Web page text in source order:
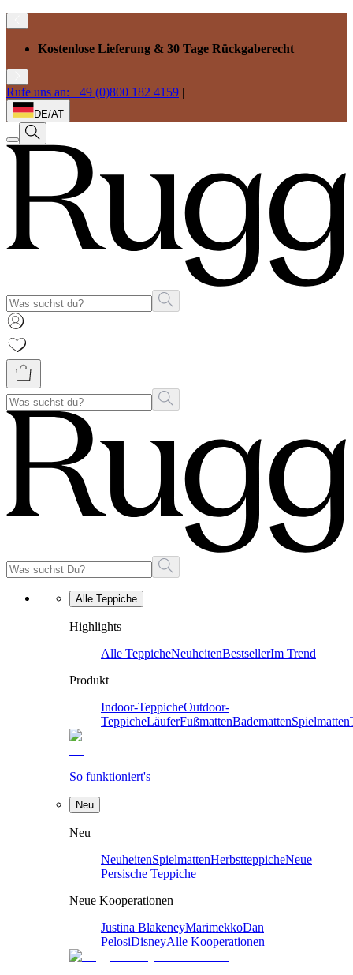
Kostenlose Lieferung & 30 Tage Rückgaberecht
Rufe uns an: +49 (0)800 182 4159 |
DE/AT
Alle Teppiche
Highlights
Alle TeppicheNeuheitenBestsellerIm Trend
Produkt
Indoor-TeppicheOutdoor-
TeppicheLäuferFußmattenBademattenSpielmatten
So funktioniert's
Neu
Neu
NeuheitenSpielmattenHerbstteppicheNeue
Persische Teppiche
Neue Kooperationen
Justina BlakeneyMarimekkoDan
PelosiDisneyAlle Kooperationen